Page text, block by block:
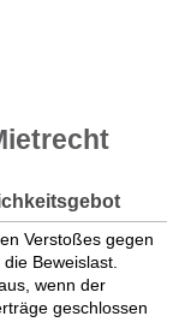
Verstoßes gegen
Beweislast.
wenn der
geschlossen